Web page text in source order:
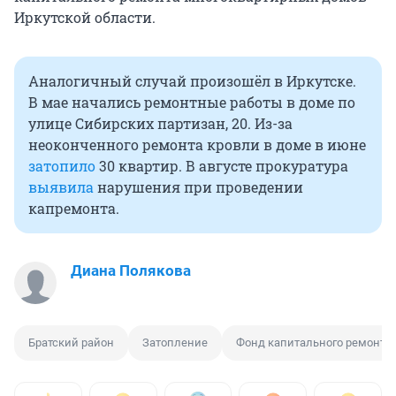
Иркутской области.
Аналогичный случай произошёл в Иркутске.
В мае начались ремонтные работы в доме по
улице Сибирских партизан, 20. Из-за
неоконченного ремонта кровли в доме в июне
затопило30 квартир. В августе прокуратура
выявила нарушения при проведении
капремонта.
Диана Полякова
Братский район Затопление Фонд капитального ремонта